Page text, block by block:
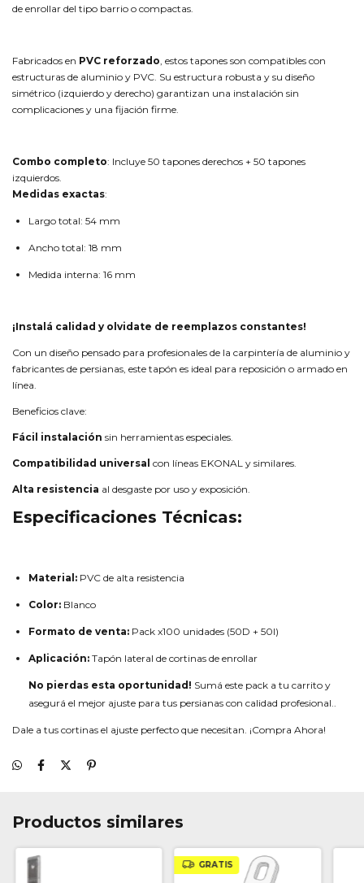
de enrollar del tipo barrio o compactas.
Fabricados en PVC reforzado, estos tapones son compatibles con
estructuras de aluminio y PVC. Su estructura robusta y su diseño
simétrico (izquierdo y derecho) garantizan una instalación sin
complicaciones y una fijación firme.
Combo completo: Incluye 50 tapones derechos + 50 tapones
izquierdos.
Medidas exactas:
Largo total: 54 mm
Ancho total: 18 mm
Medida interna: 16 mm
¡Instalá calidad y olvidate de reemplazos constantes!
Con un diseño pensado para profesionales de la carpintería de aluminio y
fabricantes de persianas, este tapón es ideal para reposición o armado en
línea.
Beneficios clave:
Fácil instalación sin herramientas especiales.
Compatibilidad universal con líneas EKONAL y similares.
Alta resistencia al desgaste por uso y exposición.
Especificaciones Técnicas:
Material: PVC de alta resistencia
Color: Blanco
Formato de venta: Pack x100 unidades (50D + 50I)
Aplicación: Tapón lateral de cortinas de enrollar
No pierdas esta oportunidad! Sumá este pack a tu carrito y
asegurá el mejor ajuste para tus persianas con calidad profesional..
Dale a tus cortinas el ajuste perfecto que necesitan. ¡Compra Ahora!
Productos similares
GRATIS